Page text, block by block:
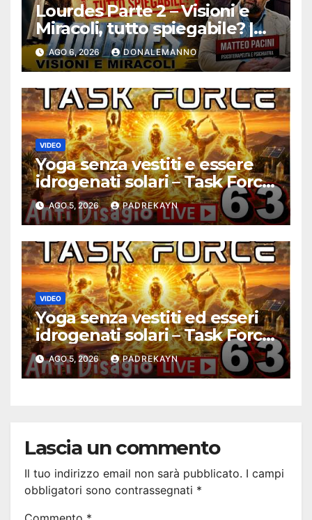
Lourdes Parte 2 – Visioni e
Miracoli, tutto spiegabile? |
Debunking |
#ConfessionalePodcast 294
AGO 6, 2026 DONALEMANNO
VIDEO
Yoga senza vestiti e essere
idrogenati solari – Task Force
Antidisagio ep. 63
AGO 5, 2026 PADREKAYN
VIDEO
Yoga senza vestiti ed esseri
idrogenati solari – Task Force
Antidisagio 63
AGO 5, 2026 PADREKAYN
Lascia un commento
Il tuo indirizzo email non sarà pubblicato. I campi
obbligatori sono contrassegnati *